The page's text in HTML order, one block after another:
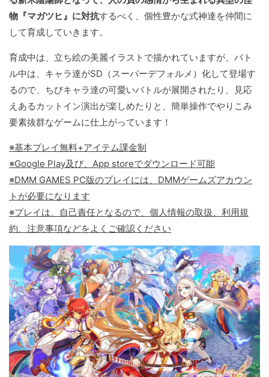
物『マガツヒ』に対抗するべく、個性豊かな式神達を仲間に
して育成していきます。
育成中は、立ち絵の美麗イラストで描かれていますが、バト
ル中は、キャラ達がSD（スーパーデフォルメ）化して登場す
るので、ちびキャラ達の可愛いバトルが展開されたり、見応
えあるカットイン演出が楽しめたりと、簡単操作でやりこみ
要素抜群なゲームに仕上がっています！
※基本プレイ無料+アイテム課金制
※Google Play及び、App storeでダウンロード可能
※DMM GAMES PC版のプレイには、DMMゲームズアカウン
トが必要になります
※プレイは、自己責任となるので、個人情報の取扱、利用規
約、注意事項などをよくご確認ください